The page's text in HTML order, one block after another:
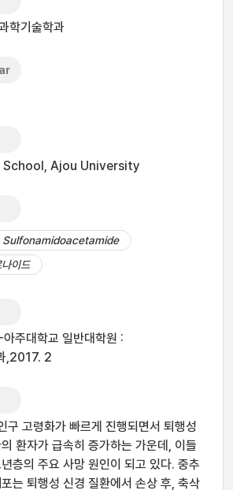
학기술학과
Ajou University
Sulfonamidoacetamide
이드
주대학교 일반대학원 :
,2017. 2
구 고령화가 빠르게 진행되면서 퇴행성
환자가 급속히 증가하는 가운데, 이들
층의 주요 사망 원인이 되고 있다. 중추
는 퇴행성 신경 질환에서 손상 후, 축삭